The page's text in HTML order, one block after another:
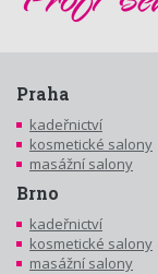
Praha
kadeřnictví
kosmetické salony
masážní salony
Brno
kadeřnictví
kosmetické salony
masážní salony